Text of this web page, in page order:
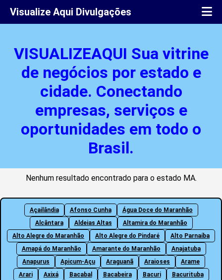
Visualize Aqui Divulgações
VISUALIZEAQUI Sua vitrine
de negócios por estado e
cidade. Conectando
empresas, serviços e
oportunidades em todo o
Brasil.
Nenhum resultado encontrado para o estado MA.
Açailândia Afonso Cunha
Água Doce do Maranhão
Alcântara
Aldeias Altas
Altamira do Maranhão
Alto Alegre do Maranhão
Alto Alegre do Pindaré
Alto Parnaíba
Amapá do Maranhão
Amarante do Maranhão
Anajatuba
Anapurus
Apicum-Açu Araguanã Araioses
Arame
Arari
Axixá Bacabal Bacabeira Bacuri
Bacurituba